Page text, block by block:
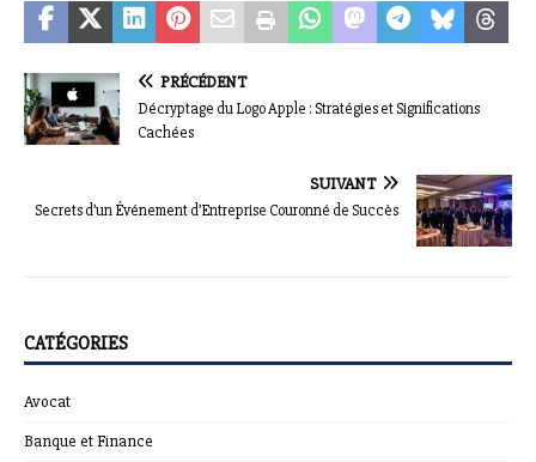
PRÉCÉDENT
Décryptage du Logo Apple : Stratégies et Significations
Cachées
SUIVANT
Secrets d’un Événement d’Entreprise Couronné de Succès
CATÉGORIES
Avocat
Banque et Finance